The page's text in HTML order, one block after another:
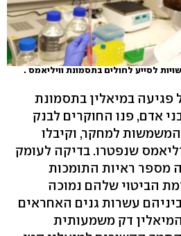
לסייע לחולים בתסמונת וויליאמס .
במיאלין בתסמונת
אדם, פנו החוקרים לבנק
למחקר, וקיבלו
שנפטרו. בדיקה לעומק
מספר ראיות התומכות
גנים שרמת הביטוי שלהם נמוכה
עשרות גנים האחראים
המיאלין דק משמעותית